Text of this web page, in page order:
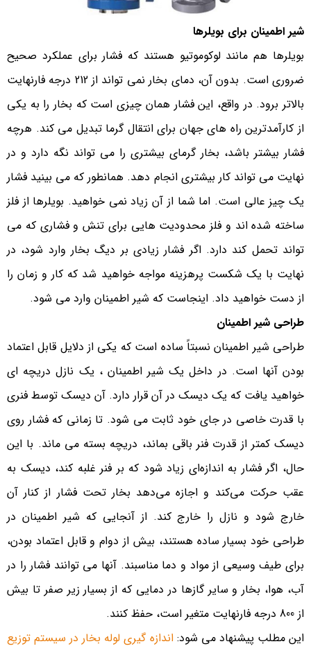
شیر اطمینان برای بویلرها
بویلرها هم مانند لوکوموتیو هستند که فشار برای عملکرد صحیح
ضروری است. بدون آن، دمای بخار نمی تواند از 212 درجه فارنهایت
بالاتر برود. در واقع، این فشار همان چیزی است که بخار را به یکی
از کارآمدترین راه های جهان برای انتقال گرما تبدیل می کند. هرچه
فشار بیشتر باشد، بخار گرمای بیشتری را می تواند نگه دارد و در
نهایت می تواند کار بیشتری انجام دهد. همانطور که می بینید فشار
یک چیز عالی است. اما شما از آن زیاد نمی خواهید. بویلرها از فلز
ساخته شده اند و فلز محدودیت هایی برای تنش و فشاری که می
تواند تحمل کند دارد. اگر فشار زیادی بر دیگ بخار وارد شود، در
نهایت با یک شکست پرهزینه مواجه خواهید شد که کار و زمان را
از دست خواهید داد. اینجاست که شیر اطمینان وارد می شود.
طراحی شیر اطمینان
طراحی شیر اطمینان نسبتاً ساده است که یکی از دلایل قابل اعتماد
بودن آنها است. در داخل یک شیر اطمینان ، یک نازل دریچه ای
خواهید یافت که یک دیسک در آن قرار دارد. آن دیسک توسط فنری
با قدرت خاصی در جای خود ثابت می شود. تا زمانی که فشار روی
دیسک کمتر از قدرت فنر باقی بماند، دریچه بسته می ماند. با این
حال، اگر فشار به اندازه‌ای زیاد شود که بر فنر غلبه کند، دیسک به
عقب حرکت می‌کند و اجازه می‌دهد بخار تحت فشار از کنار آن
خارج شود و نازل را خارج کند. از آنجایی که شیر اطمینان در
طراحی خود بسیار ساده هستند، بیش از دوام و قابل اعتماد بودن،
برای طیف وسیعی از مواد و دما مناسبند. آنها می توانند فشار را در
آب، هوا، بخار و سایر گازها در دمایی که از بسیار زیر صفر تا بیش
از 800 درجه فارنهایت متغیر است، حفظ کنند.
این مطلب پیشنهاد می شود: اندازه گیری لوله بخار در سیستم توزیع